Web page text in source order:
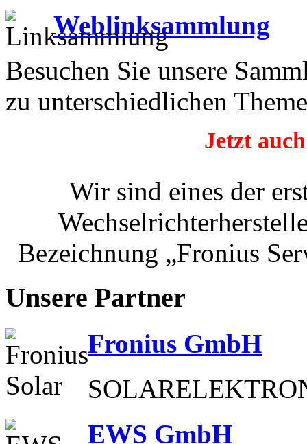
Weblinksammlung
Besuchen Sie unsere
zu unterschiedlichen
Jetzt
Wir sind eines der
Bezeichnung „Fronius
Unsere Partner
Fronius GmbH
EWS GmbH